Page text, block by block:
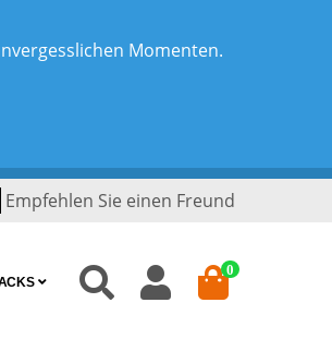
Momenten.
Empfehlen Sie einen Freund
0